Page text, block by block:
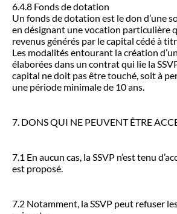
6.4.8 Fonds de dotation
Un fonds de dotation est le don d’une
en désignant une vocation particulière
revenus générés par le capital cédé à
Les modalités entourant la création
élaborées dans un contrat qui lie la
capital ne doit pas être touché, soit à
une période minimale de 10 ans.
7. DONS QUI NE PEUVENT ÊTRE
7.1 En aucun cas, la SSVP n’est tenu
est proposé.
7.2 Notamment, la SSVP peut refuser